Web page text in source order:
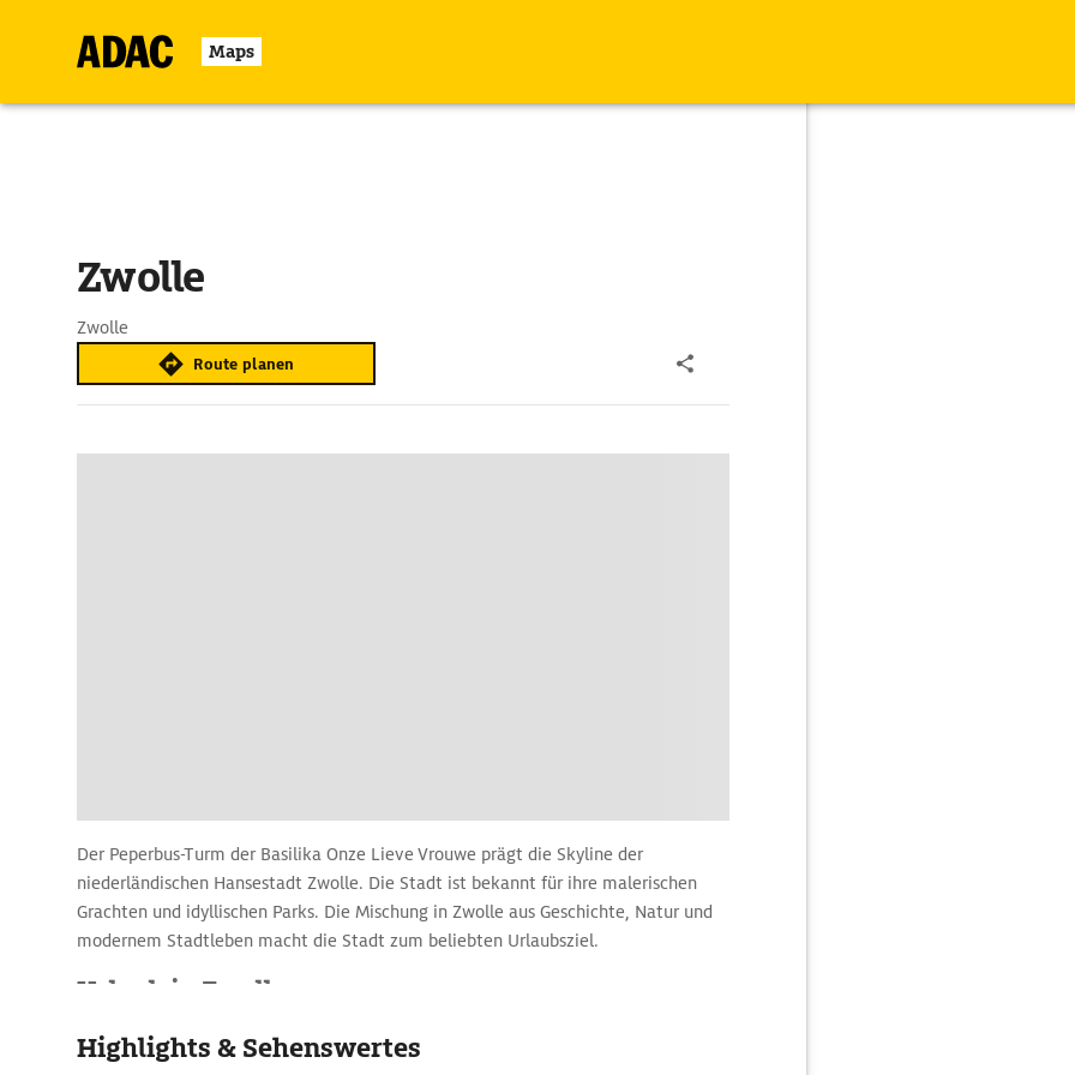
Maps
Zwolle
Zwolle
Route planen
Der Peperbus-Turm der Basilika Onze Lieve Vrouwe prägt die Skyline der
niederländischen Hansestadt Zwolle. Die Stadt ist bekannt für ihre malerischen
Grachten und idyllischen Parks. Die Mischung in Zwolle aus Geschichte, Natur und
modernem Stadtleben macht die Stadt zum beliebten Urlaubsziel.
Urlaub in Zwolle
Neben dem Peperbus-Turm ist der Sassenpoort eines der Wahrzeichen der Stadt.
Highlights & Sehenswertes